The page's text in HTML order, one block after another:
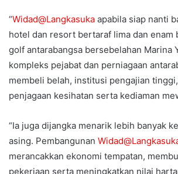
“Widad@Langkasuka apabila siap nanti
hotel dan resort bertaraf lima dan enam
golf antarabangsa bersebelahan Marina
kompleks pejabat dan perniagaan
membeli belah, institusi pengajian
penjagaan kesihatan serta kediaman
“Ia juga dijangka menarik lebih banyak
asing. Pembangunan
merancakkan ekonomi tempatan,
pekerjaan serta meningkatkan nilai